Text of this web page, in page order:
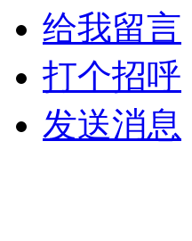
给我留言
打个招呼
发送消息